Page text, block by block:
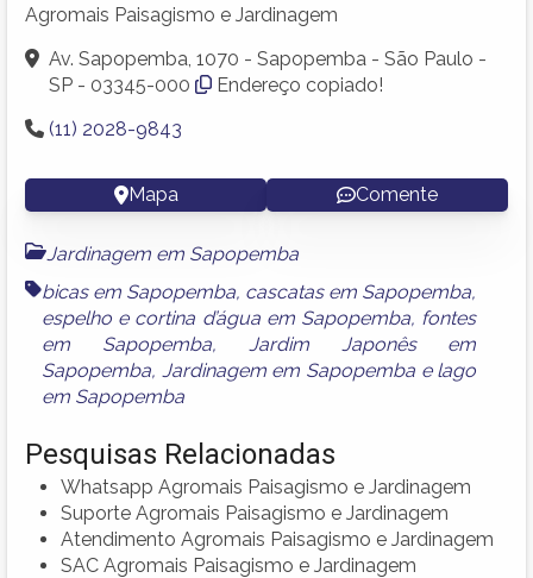
Agromais Paisagismo e Jardinagem
Av. Sapopemba, 1070 - Sapopemba - São Paulo -
SP - 03345-000
Endereço copiado!
(11) 2028-9843
Mapa Comente
Jardinagem em Sapopemba
bicas em Sapopemba, cascatas em Sapopemba,
espelho e cortina d’água em Sapopemba, fontes
em Sapopemba, Jardim Japonês em
Sapopemba, Jardinagem em Sapopemba e lago
em Sapopemba
Pesquisas Relacionadas
Whatsapp Agromais Paisagismo e Jardinagem
Suporte Agromais Paisagismo e Jardinagem
Atendimento Agromais Paisagismo e Jardinagem
SAC Agromais Paisagismo e Jardinagem